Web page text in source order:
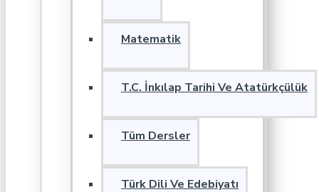
Matematik
T.C. İnkılap Tarihi Ve Atatürkçülük
Tüm Dersler
Türk Dili Ve Edebiyatı